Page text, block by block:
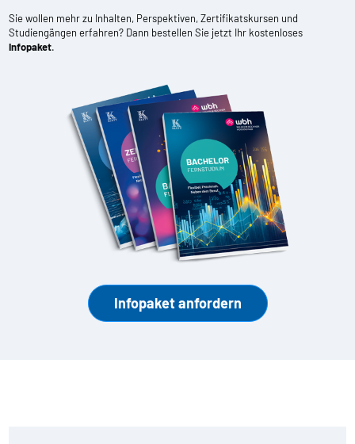
Sie wollen mehr zu Inhalten, Perspektiven, Zertifikatskursen und
Studiengängen erfahren? Dann bestellen Sie jetzt Ihr kostenloses
Infopaket.
Infopaket anfordern